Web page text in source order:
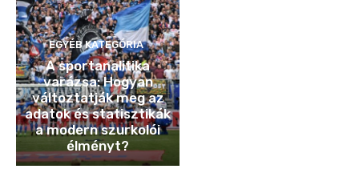
EGYÉB KATEGÓRIA
A sportanalitika
varázsa: Hogyan
változtatják meg az
adatok és statisztikák
a modern szurkolói
élményt?